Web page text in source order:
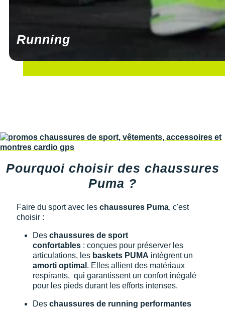
Running
Pourquoi choisir des chaussures
Puma ?
Faire du sport avec les chaussures Puma, c'est
choisir :
Des chaussures de sport
confortables : conçues pour préserver les
articulations, les baskets PUMA intègrent un
amorti optimal . Elles allient des matériaux
respirants, qui garantissent un confort inégalé
pour les pieds durant les efforts intenses.
Des chaussures de running performantes